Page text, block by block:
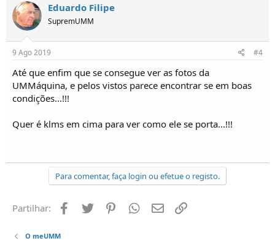
Eduardo Filipe
SupremUMM
9 Ago 2019 #4
Até que enfim que se consegue ver as fotos da
UMMáquina, e pelos vistos parece encontrar se em boas
condições...!!!
Quer é klms em cima para ver como ele se porta...!!!
Para comentar, faça login ou efetue o registo.
Partilhar: Facebook
Twitter PinterestWhatsapp
Email
O meUMM